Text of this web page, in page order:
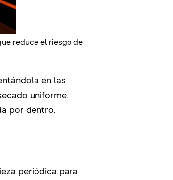
reduce el riesgo de
en las
uniforme.
por dentro.
periódica para